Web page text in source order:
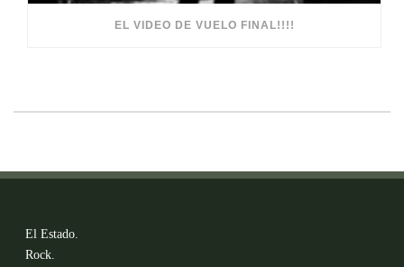
EL VIDEO DE VUELO FINAL!!!!
El Estado.
Rock.